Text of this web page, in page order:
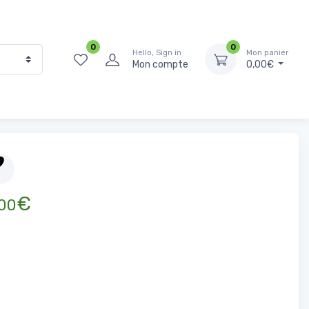
0
Hello, Sign in
Mon compte
0
Mon panier
0,00€
€